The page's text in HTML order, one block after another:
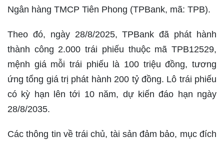
Ngân hàng TMCP Tiên Phong (TPBank, mã: TPB).
Theo đó, ngày 28/8/2025, TPBank đã phát hành
thành công 2.000 trái phiếu thuộc mã TPB12529,
mệnh giá mỗi trái phiếu là 100 triệu đồng, tương
ứng tổng giá trị phát hành 200 tỷ đồng. Lô trái phiếu
có kỳ hạn lên tới 10 năm, dự kiến đáo hạn ngày
28/8/2035.
Các thông tin về trái chủ, tài sản đảm bảo, mục đích